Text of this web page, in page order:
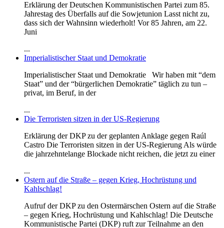
Erklärung der Deutschen Kommunistischen Partei zum 85.
Jahrestag des Überfalls auf die Sowjetunion Lasst nicht zu,
dass sich der Wahnsinn wiederholt! Vor 85 Jahren, am 22.
Juni
...
Imperialistischer Staat und Demokratie
Imperialistischer Staat und Demokratie Wir haben mit “dem
Staat” und der “bürgerlichen Demokratie” täglich zu tun –
privat, im Beruf, in der
...
Die Terroristen sitzen in der US-Regierung
Erklärung der DKP zu der geplanten Anklage gegen Raúl
Castro Die Terroristen sitzen in der US-Regierung Als würde
die jahrzehntelange Blockade nicht reichen, die jetzt zu einer
...
Ostern auf die Straße – gegen Krieg, Hochrüstung und
Kahlschlag!
Aufruf der DKP zu den Ostermärschen Ostern auf die Straße
– gegen Krieg, Hochrüstung und Kahlschlag! Die Deutsche
Kommunistische Partei (DKP) ruft zur Teilnahme an den